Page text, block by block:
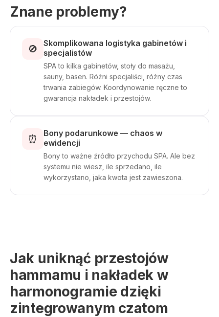
Znane problemy?
🚫
Skomplikowana logistyka gabinetów i
specjalistów
SPA to kilka gabinetów, stoły do masażu,
sauny, basen. Różni specjaliści, różny czas
trwania zabiegów. Koordynowanie ręczne to
gwarancja nakładek i przestojów.
⏰
Bony podarunkowe — chaos w
ewidencji
Bony to ważne źródło przychodu SPA. Ale bez
systemu nie wiesz, ile sprzedano, ile
wykorzystano, jaka kwota jest zawieszona.
Jak uniknąć przestojów
hammamu i nakładek w
harmonogramie dzięki
zintegrowanym czatom